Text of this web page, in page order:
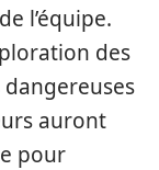
l’équipe.
des
auront
pour